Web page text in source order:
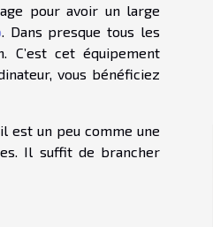
pour avoir un large
. Dans presque tous les
cet équipement
vous bénéficiez
est un peu comme une
Il suffit de brancher